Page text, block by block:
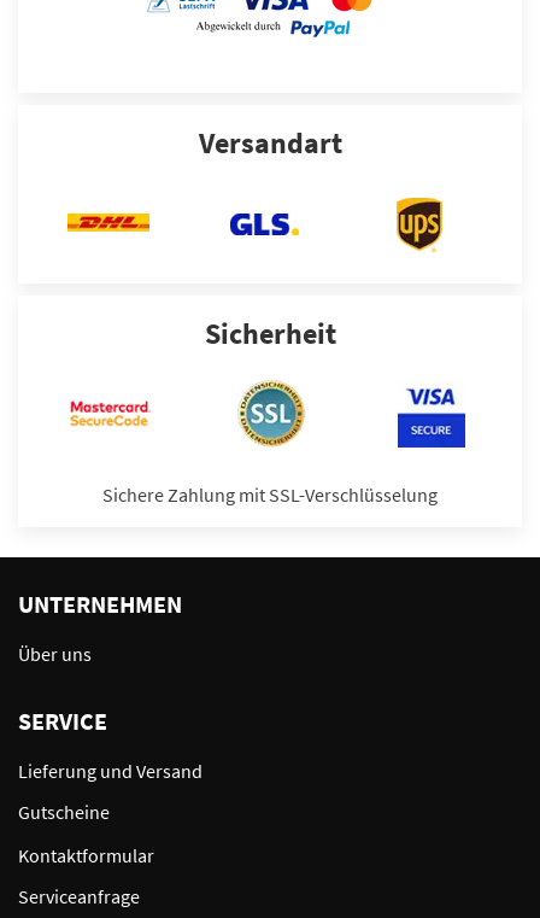
Versandart
Sicherheit
Sichere Zahlung mit SSL-Verschlüsselung
UNTERNEHMEN
Über uns
SERVICE
Lieferung und Versand
Gutscheine
Kontaktformular
Serviceanfrage